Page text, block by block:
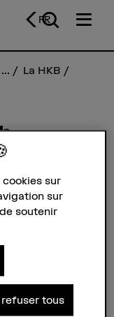
FR
... La HKB
sur
sur
soutenir
refuser tous